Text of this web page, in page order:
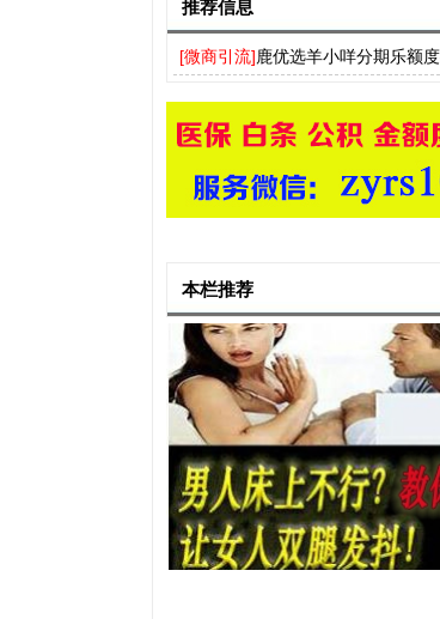
推荐信息
[微商引流]鹿优选羊小咩分期乐额
本栏推荐